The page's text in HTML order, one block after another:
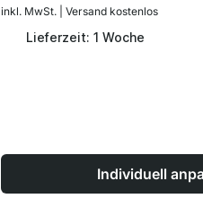
inkl. MwSt. | Versand kostenlos
Lieferzeit: 1 Woche
Individuell